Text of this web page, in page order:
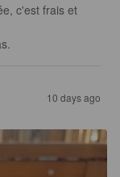
c'est frais et
10 days ago